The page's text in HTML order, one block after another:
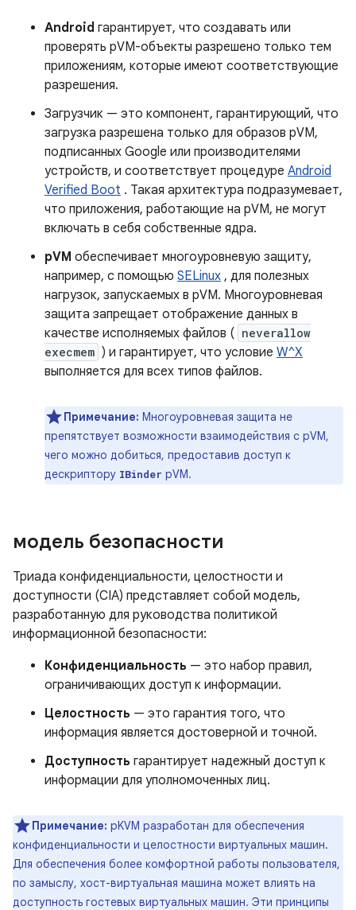
Android гарантирует, что создавать или
проверять pVM-объекты разрешено только тем
приложениям, которые имеют соответствующие
разрешения.
Загрузчик — это компонент, гарантирующий, что
загрузка разрешена только для образов pVM,
подписанных Google или производителями
устройств, и соответствует процедуре Android
Verified Boot . Такая архитектура подразумевает,
что приложения, работающие на pVM, не могут
включать в себя собственные ядра.
pVM обеспечивает многоуровневую защиту,
например, с помощью SELinux , для полезных
нагрузок, запускаемых в pVM. Многоуровневая
защита запрещает отображение данных в
качестве исполняемых файлов ( neverallow
execmem ) и гарантирует, что условие W^X
выполняется для всех типов файлов.
Примечание: Многоуровневая защита не
препятствует возможности взаимодействия с pVM,
чего можно добиться, предоставив доступ к
дескриптору IBinder pVM.
модель безопасности
Триада конфиденциальности, целостности и
доступности (CIA) представляет собой модель,
разработанную для руководства политикой
информационной безопасности:
Конфиденциальность — это набор правил,
ограничивающих доступ к информации.
Целостность — это гарантия того, что
информация является достоверной и точной.
Доступность гарантирует надежный доступ к
информации для уполномоченных лиц.
Примечание: pKVM разработан для обеспечения
конфиденциальности и целостности виртуальных машин.
Для обеспечения более комфортной работы пользователя,
по замыслу, хост-виртуальная машина может влиять на
доступность гостевых виртуальных машин. Эти принципы